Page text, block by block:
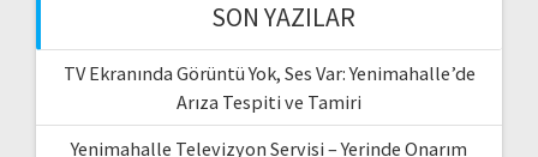
SON YAZILAR
TV Ekranında Görüntü Yok, Ses Var: Yenimahalle’de
Arıza Tespiti ve Tamiri
Yenimahalle Televizyon Servisi – Yerinde Onarım